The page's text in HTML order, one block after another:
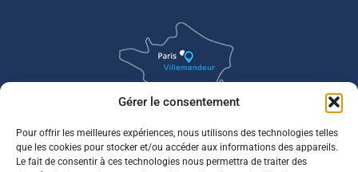
Gérer le consentement
Pour offrir les meilleures expériences, nous utilisons des technologies telles
que les cookies pour stocker et/ou accéder aux informations des appareils.
Le fait de consentir à ces technologies nous permettra de traiter des